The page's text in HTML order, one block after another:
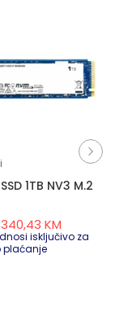
1TB NV3 M.2
340,43 KM
isključivo za
plaćanje